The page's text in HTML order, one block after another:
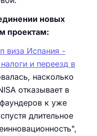
новых
проектам:
виза Испания -
и переезд в
насколько
отказывает в
к уже
длительное